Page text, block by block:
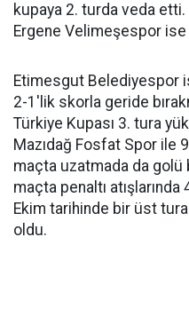
kupaya 2. turda veda etti.
Ergene Velimeşespor
Etimesgut Belediyespor
2-1'lik skorla geride
Türkiye Kupası 3. tura
Mazıdağ Fosfat Spor ile
maçta uzatmada da golü
maçta penaltı
Ekim tarihinde bir üst tura
oldu.